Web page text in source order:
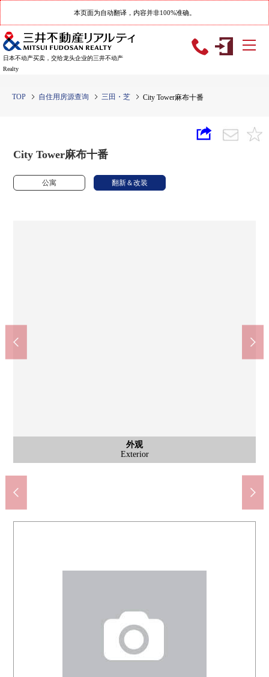
本页面为自动翻译，内容并非100%准确。
日本不动产买卖，交给龙头企业的三井不动产
Realty
TOP 自住用房源查询 三田・芝 City Tower麻布十番
City Tower麻布十番
公寓 翻新＆改装
外观
Exterior
客厅
客厅
客厅
客厅
客厅
客厅
客厅
客厅
客厅
客厅
客厅
客厅
客厅
客厅
厨房
厨房
厨房
厨房
西式房间
西式房间
西式房间
西式房间
收纳
步入式衣帽间
西式房间
西式房间
西式房间
西式房间
洗脸
洗脸
洗脸
洗脸
公共汽车
公共汽车
厕所
厕所
厕所
厕所
其他
走廊
门口
门口
门口
门口
其他
共用走廊
其他
Grand休息室
其他
Sky休息室
停车场
停车场
其他
自行车停放处
其他
泊车走道
入口
入口
入口
入口
入口
入口
外观
外观
外观
外观
大厅
Grand休息室
外观
外观
其他
名牌